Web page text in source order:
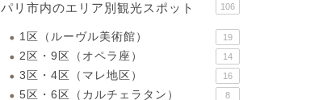
パリ市内のエリア別観光スポット 106
1区（ルーヴル美術館） 19
2区・9区（オペラ座） 14
3区・4区（マレ地区） 16
5区・6区（カルチェラタン） 8